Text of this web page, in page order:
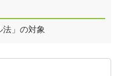
」の対象